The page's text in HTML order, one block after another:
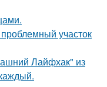
участок
Лайфхак" из